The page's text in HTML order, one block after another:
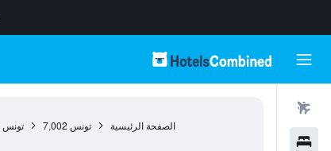
الصفحة الرئيسية تونس 7,002 تونس